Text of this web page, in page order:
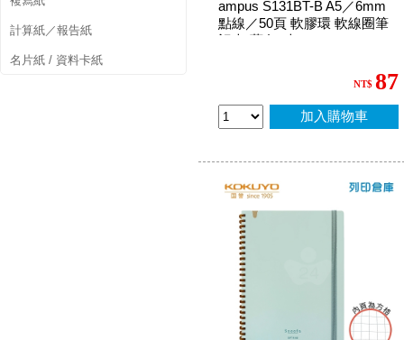
計算紙／報告紙
名片紙 / 資料卡紙
ampus S131BT-B A5／6mm
點線／50頁 軟膠環 軟線圈筆
記本-藍色1本
NT$ 87
加入購物車